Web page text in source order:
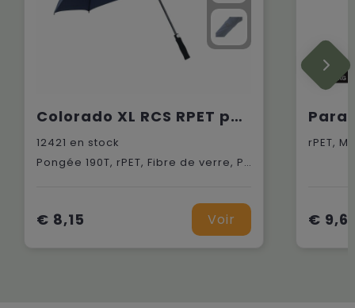
Colorado XL RCS RPET parapluie 29 inch
12421 en stock
Pongée 190T, rPET, Fibre de verre, Pongée
€ 8,15 Voir
rPET,
€